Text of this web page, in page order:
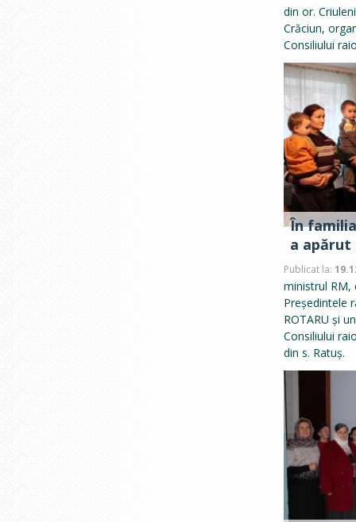
din or.
Crăciun,
Consiliului
În
a apărut
Publicat la:
ministrul RM,
Președintele
ROTARU și
Consiliului
din s. Ratuș.